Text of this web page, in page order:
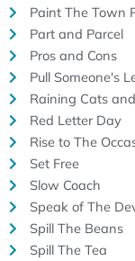
Paint The Town
Part and Parcel
Pros and Cons
Pull Someone's
Raining Cats
Red Letter Day
Rise to The
Set Free
Slow Coach
Speak of The
Spill The Beans
Spill The Tea